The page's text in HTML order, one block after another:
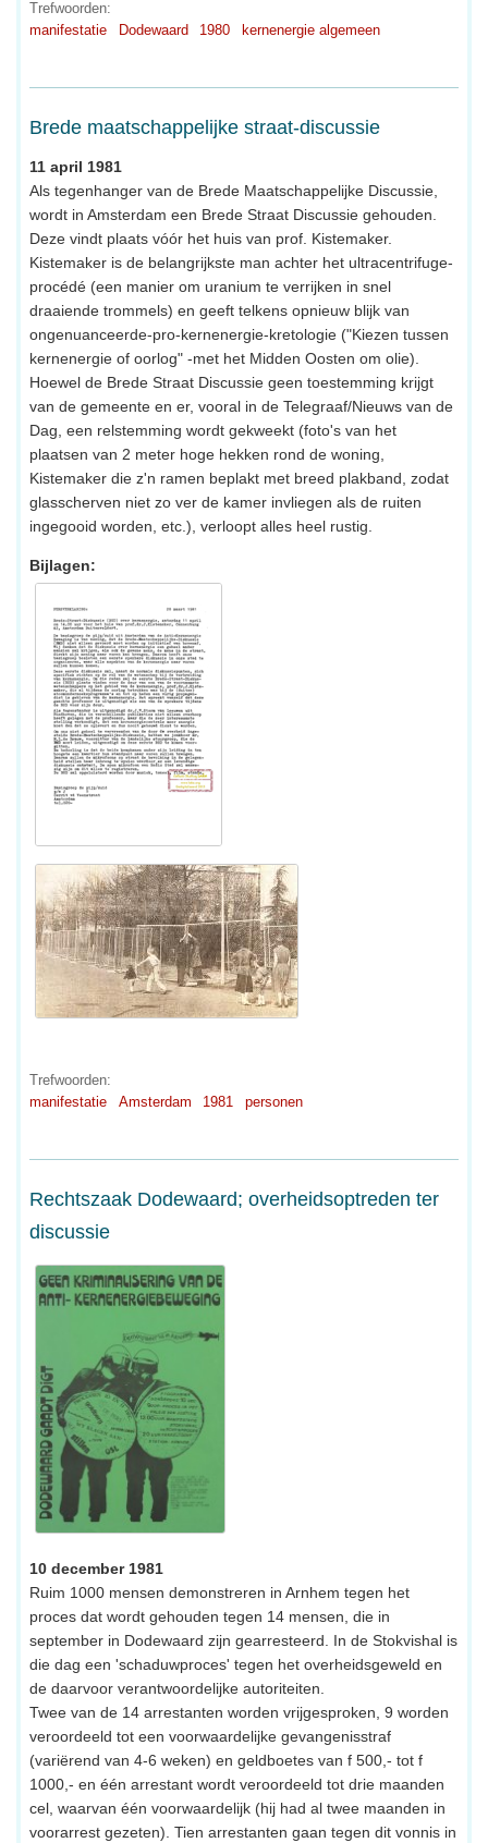
Trefwoorden:
manifestatie
Dodewaard 1980 kernenergie algemeen
Brede maatschappelijke straat-discussie
11 april 1981
Als tegenhanger van de Brede Maatschappelijke Discussie,
wordt in Amsterdam een Brede Straat Discussie gehouden.
Deze vindt plaats vóór het huis van prof. Kistemaker.
Kistemaker is de belangrijkste man achter het ultracentrifuge-
procédé (een manier om uranium te verrijken in snel
draaiende trommels) en geeft telkens opnieuw blijk van
ongenuanceerde-pro-kernenergie-kretologie ("Kiezen tussen
kernenergie of oorlog" -met het Midden Oosten om olie).
Hoewel de Brede Straat Discussie geen toestemming krijgt
van de gemeente en er, vooral in de Telegraaf/Nieuws van de
Dag, een relstemming wordt gekweekt (foto's van het
plaatsen van 2 meter hoge hekken rond de woning,
Kistemaker die z'n ramen beplakt met breed plakband, zodat
glasscherven niet zo ver de kamer invliegen als de ruiten
ingegooid worden, etc.), verloopt alles heel rustig.
Bijlagen:
Trefwoorden:
manifestatie
Amsterdam 1981 personen
Rechtszaak Dodewaard; overheidsoptreden ter
discussie
10 december 1981
Ruim 1000 mensen demonstreren in Arnhem tegen het
proces dat wordt gehouden tegen 14 mensen, die in
september in Dodewaard zijn gearresteerd. In de Stokvishal is
die dag een 'schaduwproces' tegen het overheidsgeweld en
de daarvoor verantwoordelijke autoriteiten.
Twee van de 14 arrestanten worden vrijgesproken, 9 worden
veroordeeld tot een voorwaardelijke gevangenisstraf
(variërend van 4-6 weken) en geldboetes van f 500,- tot f
1000,- en één arrestant wordt veroordeeld tot drie maanden
cel, waarvan één voorwaardelijk (hij had al twee maanden in
voorarrest gezeten). Tien arrestanten gaan tegen dit vonnis in